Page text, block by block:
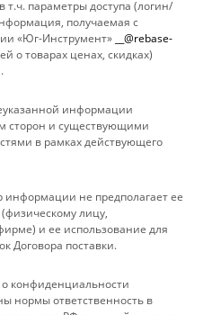
т.ч. параметры доступа (логин/
получаемая с
«Юг-Инструмент»
__@rebase-
о товарах ценах, скидках)
информации
сторон и существующими
в рамках действующего
не предполагает ее
лицу,
и ее использование для
Договора поставки.
конфиденциальности
нормы ответственность в